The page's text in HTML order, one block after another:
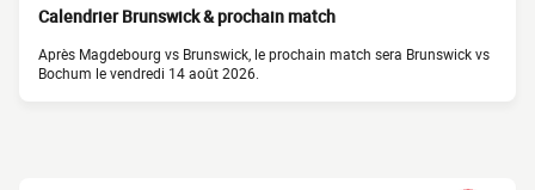
Calendrier Brunswick & prochain match
Après Magdebourg vs Brunswick, le prochain match sera Brunswick vs
Bochum le vendredi 14 août 2026.